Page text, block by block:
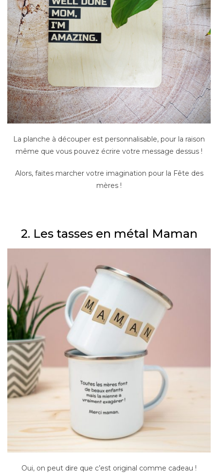
La planche à découper est personnalisable, pour la raison
même que vous pouvez écrire votre message dessus !
Alors, faites marcher votre imagination pour la Fête des
mères !
2. Les tasses en métal Maman
Oui, on peut dire que c’est original comme cadeau !